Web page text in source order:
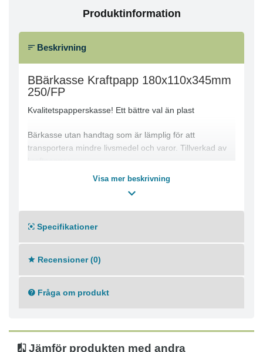
Produktinformation
Beskrivning
BBärkasse Kraftpapp 180x110x345mm
250/FP
Kvalitetspapperskasse! Ett bättre val än plast
Bärkasse utan handtag som är lämplig för att
transportera mindre livsmedel och varor. Tillverkad av
kraftpapper.
250st/fp
Visa mer beskrivning
Specifikationer
Recensioner (0)
Fråga om produkt
Jämför produkten med andra